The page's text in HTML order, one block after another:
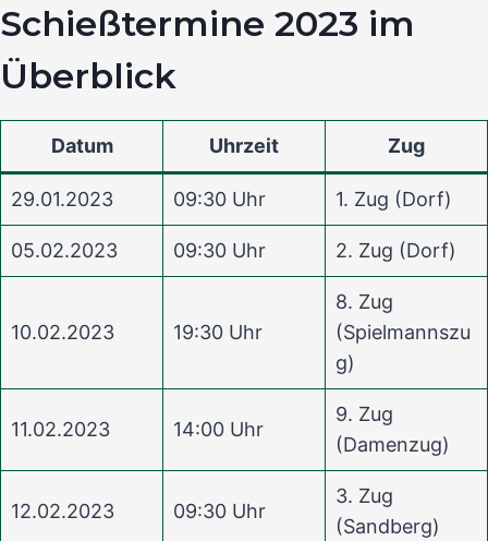
Schießtermine 2023 im
Überblick
Datum Uhrzeit Zug
29.01.2023 09:30 Uhr 1. Zug (Dorf)
05.02.2023 09:30 Uhr 2. Zug (Dorf)
10.02.2023 19:30 Uhr
8. Zug
(Spielmannszu
g)
11.02.2023 14:00 Uhr
9. Zug
(Damenzug)
12.02.2023 09:30 Uhr
3. Zug
(Sandberg)